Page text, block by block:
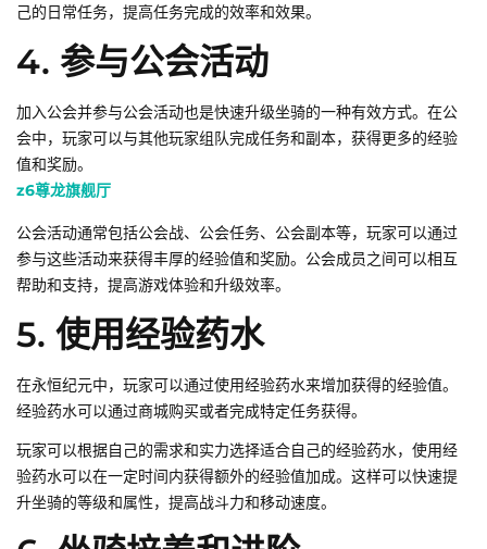
己的日常任务，提高任务完成的效率和效果。
4. 参与公会活动
加入公会并参与公会活动也是快速升级坐骑的一种有效方式。在公
会中，玩家可以与其他玩家组队完成任务和副本，获得更多的经验
值和奖励。
z6尊龙旗舰厅
公会活动通常包括公会战、公会任务、公会副本等，玩家可以通过
参与这些活动来获得丰厚的经验值和奖励。公会成员之间可以相互
帮助和支持，提高游戏体验和升级效率。
5. 使用经验药水
在永恒纪元中，玩家可以通过使用经验药水来增加获得的经验值。
经验药水可以通过商城购买或者完成特定任务获得。
玩家可以根据自己的需求和实力选择适合自己的经验药水，使用经
验药水可以在一定时间内获得额外的经验值加成。这样可以快速提
升坐骑的等级和属性，提高战斗力和移动速度。